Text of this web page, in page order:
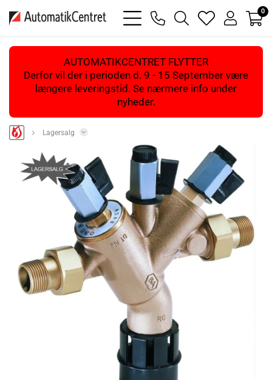
bars
light
phone
magnifying
glass
heart
light
user
light
0
AUTOMATIKCENTRET FLYTTER
Derfor vil der i perioden d. 9 - 15 September være
længere leveringstid. Se nærmere info under
nyheder.
Lagersalg